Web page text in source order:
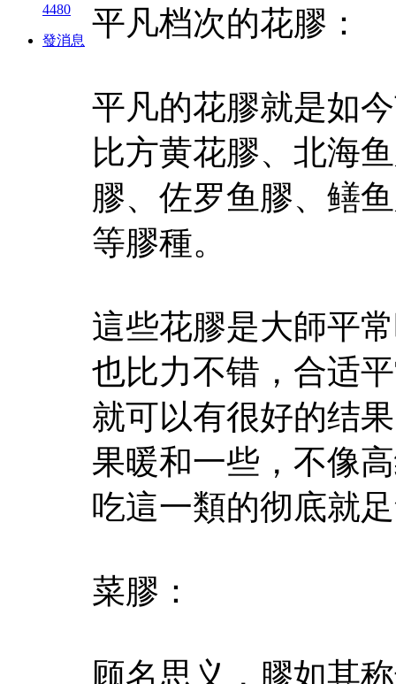
4480
發消息 平凡档次的花膠：
平凡的花膠就是如
比方黄花膠、北海
膠、佐罗鱼膠、鳝
等膠種。
這些花膠是大師平
也比力不错，合适
就可以有很好的结
果暖和一些，不像
吃這一類的彻底就
菜膠：
顾名思义，膠如其